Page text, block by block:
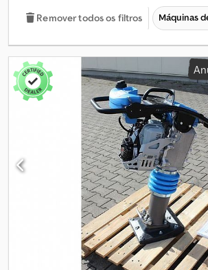
Remover todos os filtros Máquinas